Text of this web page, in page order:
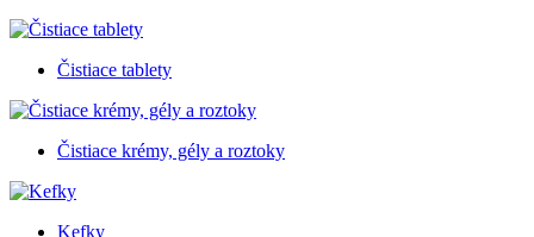
Čistiace tablety
Čistiace krémy, gély a roztoky
Kefky